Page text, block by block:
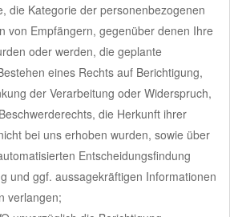
die Kategorie der personenbezogenen
von Empfängern, gegenüber denen Ihre
oder werden, die geplante
eines Rechts auf Berichtigung,
der Verarbeitung oder Widerspruch,
die Herkunft ihrer
bei uns erhoben wurden, sowie über
Entscheidungsfindung
und ggf. aussagekräftigen Informationen
verlangen;